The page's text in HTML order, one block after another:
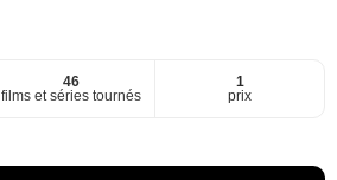
46
films et séries tournés
1
prix